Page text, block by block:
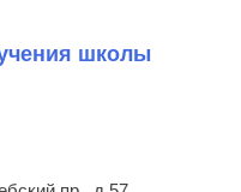
школы